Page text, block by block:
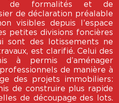
de formalités et de
de déclaration préalable
visibles depuis l’espace
petites divisions foncières
sont des lotissements ne
est clarifié. Celui des
à permis d’aménager
de manière à
des projets immobiliers:
de construire plus rapide
de découpage des lots.